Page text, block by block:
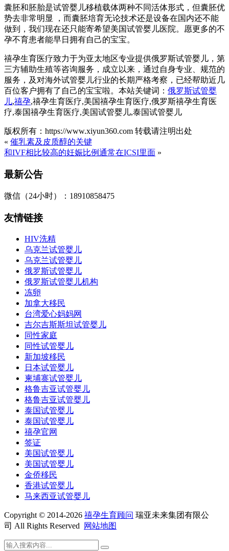
囊胚和胚胎是试管婴儿移植载体两种不同活体形式，但囊胚优
势去非常明显 ，而囊胚培育无论技术还是设备在国内还不能
做到，我们现在还只能寄希望美国试管婴儿医院。愿更多的不
孕不育患者能早日拥有自己的宝宝。
禧孕生育医疗致力于为亚太地区专业提供俄罗斯试管婴儿，第
三方辅助生殖等咨询服务，成立以来，通过自身专业、规范的
服务，及对海外试管婴儿行业的长期严格考察，已经帮助近几
百位客户拥有了自己的宝宝啦。本站关键词： 俄罗斯试管婴
儿,禧孕,禧孕生育医疗,美国禧孕生育医疗,俄罗斯禧孕生育医
疗,泰国禧孕生育医疗,美国试管婴儿,泰国试管婴儿
版权所有：https://www.xiyun360.com 转载请注明出处
« 催乳素及皮质醇的关键
和IVF相比较高的妊娠比例通常在ICSI里面 »
最新公告
微信（24小时）：18910858475
友情链接
HIV洗精
乌克兰试管婴儿
乌克兰试管婴儿
俄罗斯试管婴儿
俄罗斯试管婴儿机构
冻卵
加拿大移民
台湾爱心妈妈网
吉尔吉斯斯坦试管婴儿
同性家庭
同性试管婴儿
新加坡移民
日本试管婴儿
柬埔寨试管婴儿
格鲁吉亚试管婴儿
格鲁吉亚试管婴儿
泰国试管婴儿
泰国试管婴儿
禧孕官网
签证
美国试管婴儿
美国试管婴儿
金侨移民
香港试管婴儿
马来西亚试管婴儿
Copyright © 2014-2026 禧孕生育顾问 瑞亚未来集团有限公
司 All Rights Reserved
网站地图